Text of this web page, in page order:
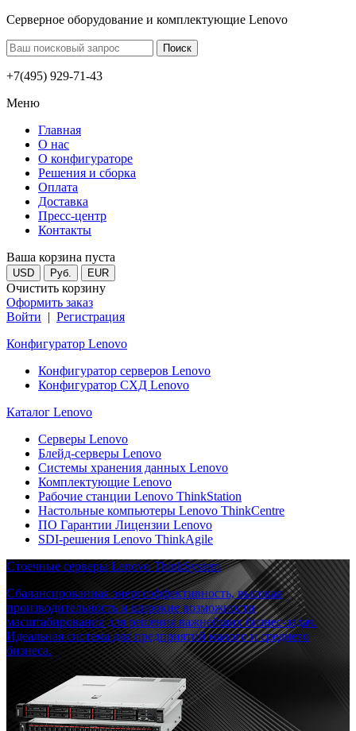
Серверное оборудование и комплектующие Lenovo
+7(495) 929-71-43
Меню
Главная
О нас
О конфигураторе
Решения и сборка
Оплата
Доставка
Пресс-центр
Контакты
Ваша корзина пуста
USD Руб. EUR
Очистить корзину
Оформить заказ
Войти | Регистрация
Конфигуратор Lenovo
Конфигуратор серверов Lenovo
Конфигуратор СХД Lenovo
Каталог Lenovo
Серверы Lenovo
Блейд-серверы Lenovo
Системы хранения данных Lenovo
Комплектующие Lenovo
Рабочие станции Lenovo ThinkStation
Настольные компьютеры Lenovo ThinkCentre
ПО Гарантии Лицензии Lenovo
SDI-решения Lenovo ThinkAgile
Стоечные серверы Lenovo ThinkSystem
Сбалансированная энергоэффективность, высокая
производительность и широкие возможности
масштабирования для решения важнейших бизнес-задач.
Идеальная система для предприятий малого и среднего
бизнеса.